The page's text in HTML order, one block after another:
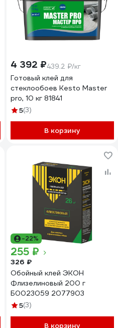
4 392 ₽439.2 ₽/кг
Готовый клей для
стеклообоев Kesto Master
pro, 10 кг 81841
5(3)
В корзину
-22%
255 ₽
326 ₽
Обойный клей ЭКОН
Флизелиновый 200 г
Б0023059 2077903
5(3)
В корзину